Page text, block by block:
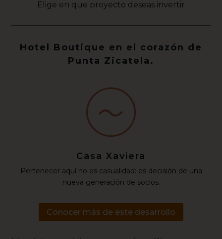
Elige en que proyecto deseas invertir
Hotel Boutique en el corazón de
Punta Zicatela.
Casa Xaviera
Pertenecer aquí no es casualidad: es decisión de una
nueva generación de socios.
Conocer más de este desarrollo